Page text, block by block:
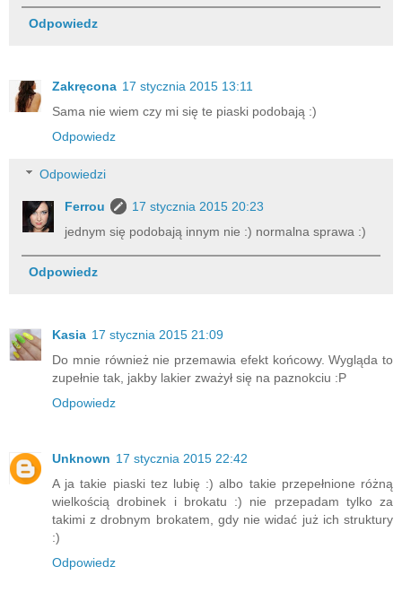
Odpowiedz
Zakręcona 17 stycznia 2015 13:11
Sama nie wiem czy mi się te piaski podobają :)
Odpowiedz
Odpowiedzi
Ferrou
17 stycznia 2015 20:23
jednym się podobają innym nie :) normalna sprawa :)
Odpowiedz
Kasia 17 stycznia 2015 21:09
Do mnie również nie przemawia efekt końcowy. Wygląda to
zupełnie tak, jakby lakier zważył się na paznokciu :P
Odpowiedz
Unknown 17 stycznia 2015 22:42
A ja takie piaski tez lubię :) albo takie przepełnione różną
wielkością drobinek i brokatu :) nie przepadam tylko za
takimi z drobnym brokatem, gdy nie widać już ich struktury
:)
Odpowiedz